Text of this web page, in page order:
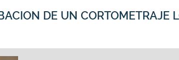
DE UN CORTOMETRAJE